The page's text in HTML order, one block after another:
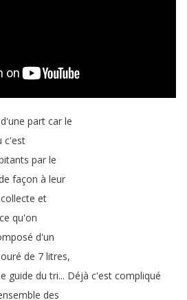
d'une part car le
c'est
par le
façon à leur
collecte et
ce qu'on
d'un
de 7 litres,
guide du tri... Déjà c'est compliqué
des